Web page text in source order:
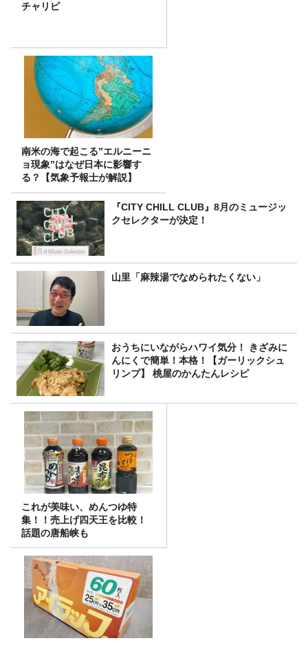
チャリピ
南米の海で起こる”エルニーニ
ョ現象”はなぜ日本に影響す
る？【気象予報士が解説】
『CITY CHILL CLUB』8月のミュージッ
クセレクターが決定！
山里「麻辣湯でなめられたくない」
おうちにいながらハワイ気分！ きざみに
んにくで簡単！本格！【ガーリックシュ
リンプ】 桃屋のかんたんレシピ
これが美味い、めんつゆ特
集！！売上げ四天王を比較！
話題の唐船峡も